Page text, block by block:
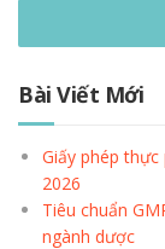
Bài Viết Mới
Giấy phép
2026
Tiêu chuẩn
ngành dược